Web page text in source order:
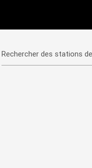
Rechercher des stations